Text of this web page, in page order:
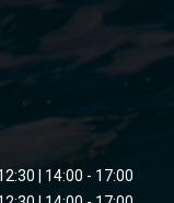
| 14:00 - 17:00